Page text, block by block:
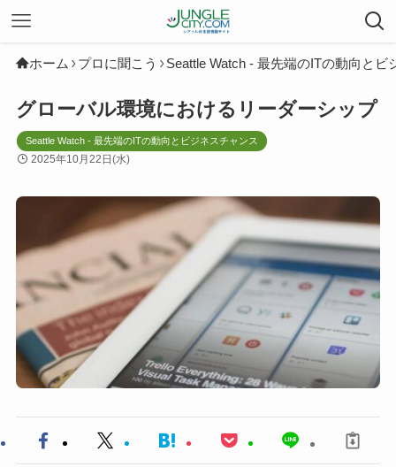
ホーム プロに聞こう Seattle Watch - 最先端のITの動向とビ
グローバル環境におけるリーダーシップ
Seattle Watch - 最先端のITの動向とビジネスチャンス
2025年10月22日(水)